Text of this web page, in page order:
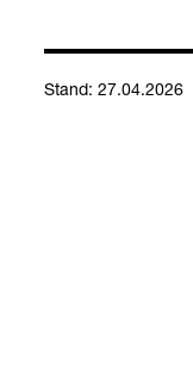
Stand: 27.04.2026